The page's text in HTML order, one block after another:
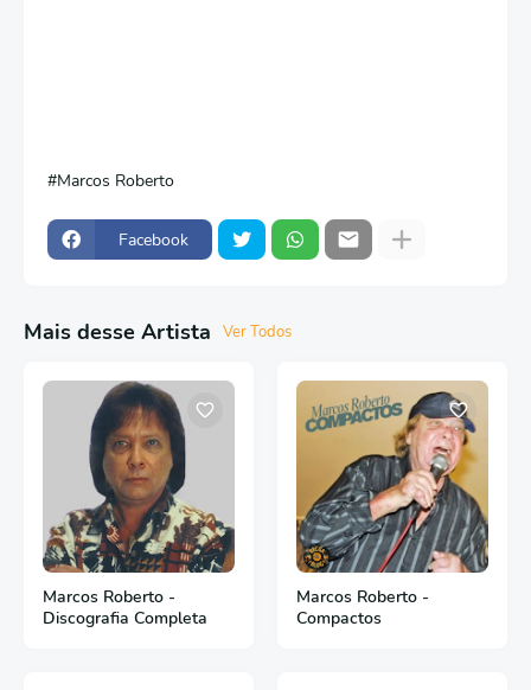
Marcos Roberto
Facebook
Mais desse Artista Ver Todos
Marcos Roberto -
Discografia Completa
Marcos Roberto -
Compactos